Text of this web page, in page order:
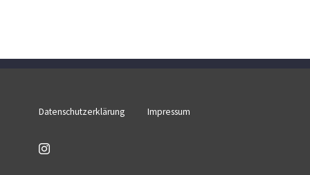
Datenschutzerklärung Impressum